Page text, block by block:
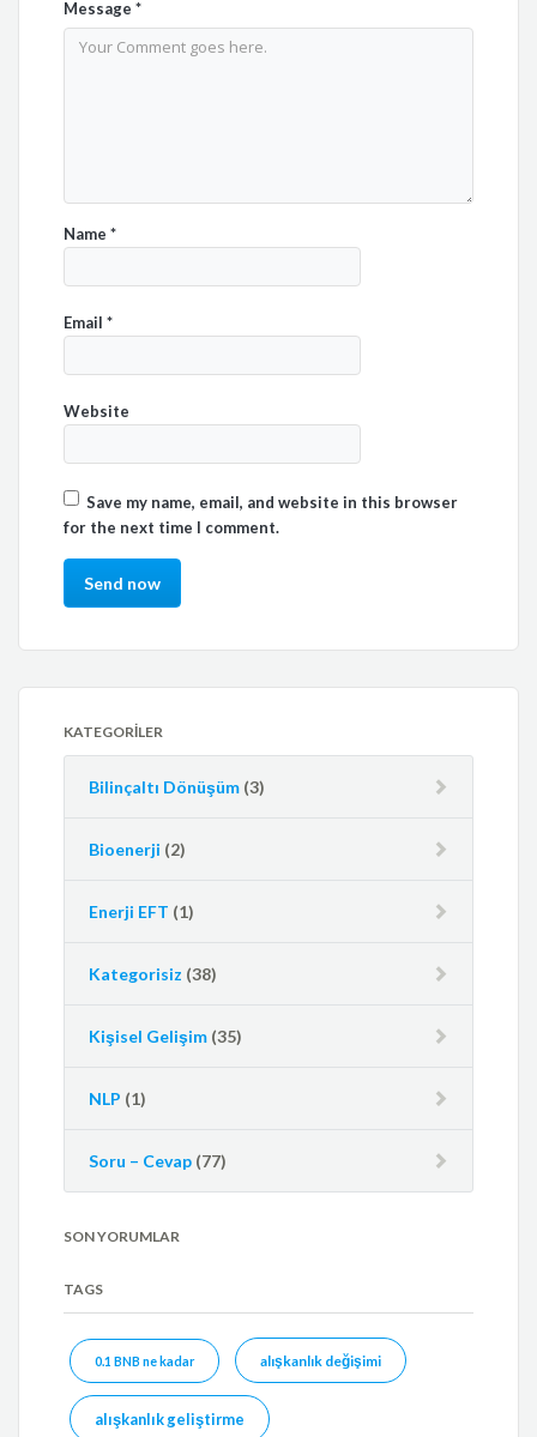
Message*
Name*
Email*
Website
Save my name, email, and website in this browser
for the next time I comment.
KATEGORILER
Bilinçaltı Dönüşüm (3)
Bioenerji (2)
Enerji EFT (1)
Kategorisiz (38)
Kişisel Gelişim (35)
NLP (1)
Soru – Cevap (77)
SON YORUMLAR
TAGS
0.1 BNB ne kadar alışkanlık değişimi
alışkanlık geliştirme